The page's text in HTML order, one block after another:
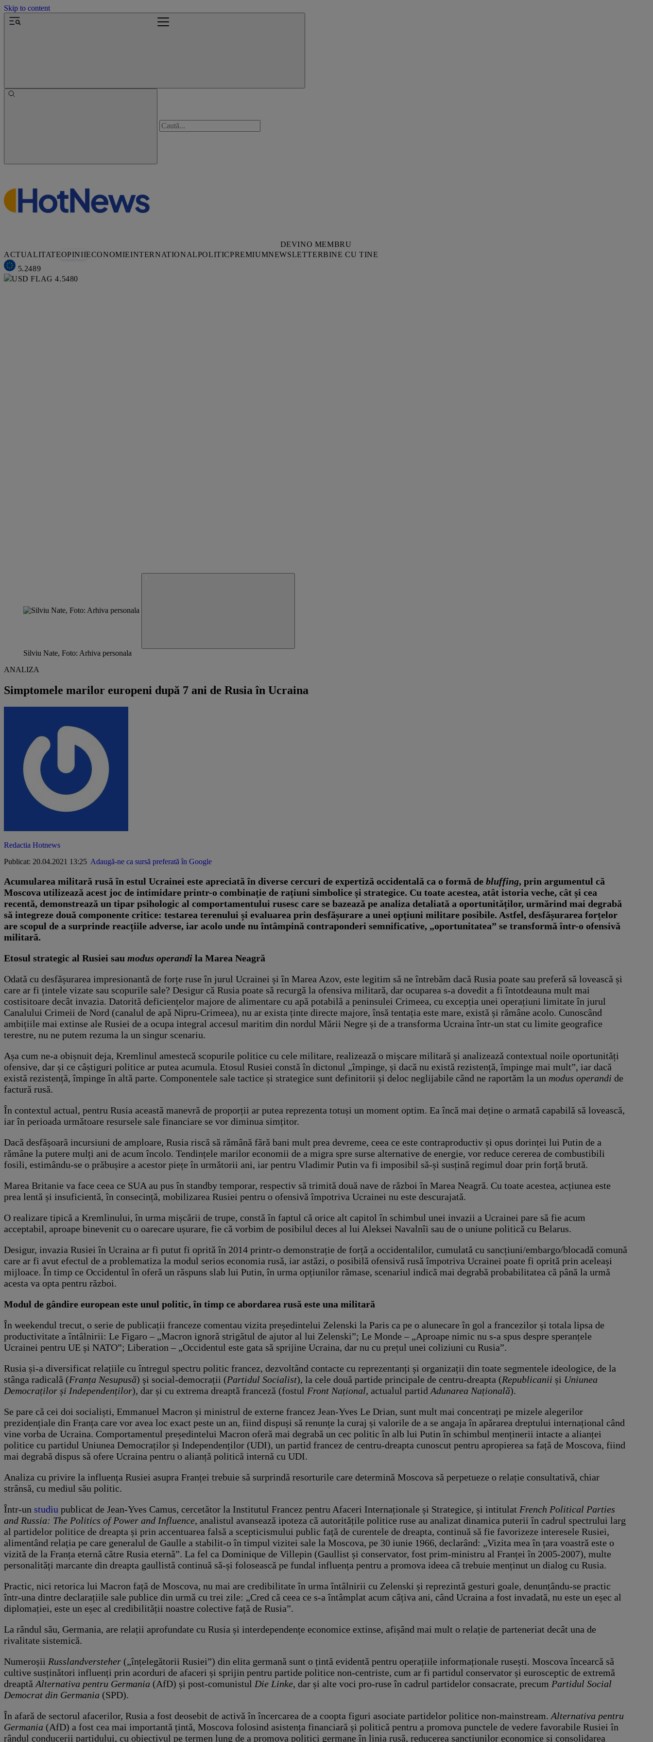
Skip to content
DEVINO MEMBRU
ACTUALITATEOPINIIECONOMIEINTERNATIONALPOLITICPREMIUMNEWSLETTERBINE CU TINE
5.2489
4.5480
Silviu Nate, Foto: Arhiva personala
ANALIZA
Simptomele marilor europeni după 7 ani de Rusia în Ucraina
Redactia Hotnews
Publicat: 20.04.2021 13:25 Adaugă-ne ca sursă preferată în Google
Acumularea militară rusă în estul Ucrainei este apreciată în diverse cercuri de expertiză occidentală ca o formă de bluffing, prin argumentul că
Moscova utilizează acest joc de intimidare printr-o combinație de rațiuni simbolice și strategice. Cu toate acestea, atât istoria veche, cât și cea
recentă, demonstrează un tipar psihologic al comportamentului rusesc care se bazează pe analiza detaliată a oportunităților, urmărind mai degrabă
să integreze două componente critice: testarea terenului și evaluarea prin desfășurare a unei opțiuni militare posibile. Astfel, desfășurarea forțelor
are scopul de a surprinde reacțiile adverse, iar acolo unde nu întâmpină contraponderi semnificative, „oportunitatea” se transformă într-o ofensivă
militară.
Etosul strategic al Rusiei sau modus operandi la Marea Neagră
Odată cu desfășurarea impresionantă de forțe ruse în jurul Ucrainei și în Marea Azov, este legitim să ne întrebăm dacă Rusia poate sau preferă să lovească și
care ar fi țintele vizate sau scopurile sale? Desigur că Rusia poate să recurgă la ofensiva militară, dar ocuparea s-a dovedit a fi întotdeauna mult mai
costisitoare decât invazia. Datorită deficiențelor majore de alimentare cu apă potabilă a peninsulei Crimeea, cu excepția unei operațiuni limitate în jurul
Canalului Crimeii de Nord (canalul de apă Nipru-Crimeea), nu ar exista ținte directe majore, însă tentația este mare, există și rămâne acolo. Cunoscând
ambițiile mai extinse ale Rusiei de a ocupa integral accesul maritim din nordul Mării Negre și de a transforma Ucraina într-un stat cu limite geografice
terestre, nu ne putem rezuma la un singur scenariu.
Așa cum ne-a obișnuit deja, Kremlinul amestecă scopurile politice cu cele militare, realizează o mișcare militară și analizează contextual noile oportunități
ofensive, dar și ce câștiguri politice ar putea acumula. Etosul Rusiei constă în dictonul „împinge, și dacă nu există rezistență, împinge mai mult”, iar dacă
există rezistență, împinge în altă parte. Componentele sale tactice și strategice sunt definitorii și deloc neglijabile când ne raportăm la un modus operandi de
factură rusă.
În contextul actual, pentru Rusia această manevră de proporții ar putea reprezenta totuși un moment optim. Ea încă mai deține o armată capabilă să lovească,
iar în perioada următoare resursele sale financiare se vor diminua simțitor.
Dacă desfășoară incursiuni de amploare, Rusia riscă să rămână fără bani mult prea devreme, ceea ce este contraproductiv și opus dorinței lui Putin de a
rămâne la putere mulți ani de acum încolo. Tendințele marilor economii de a migra spre surse alternative de energie, vor reduce cererea de combustibili
fosili, estimându-se o prăbușire a acestor piețe în următorii ani, iar pentru Vladimir Putin va fi imposibil să-și susțină regimul doar prin forță brută.
Marea Britanie va face ceea ce SUA au pus în standby temporar, respectiv să trimită două nave de război în Marea Neagră. Cu toate acestea, acțiunea este
prea lentă și insuficientă, în consecință, mobilizarea Rusiei pentru o ofensivă împotriva Ucrainei nu este descurajată.
O realizare tipică a Kremlinului, în urma mișcării de trupe, constă în faptul că orice alt capitol în schimbul unei invazii a Ucrainei pare să fie acum
acceptabil, aproape binevenit cu o oarecare ușurare, fie că vorbim de posibilul deces al lui Aleksei Navalnîi sau de o uniune politică cu Belarus.
Desigur, invazia Rusiei în Ucraina ar fi putut fi oprită în 2014 printr-o demonstrație de forță a occidentalilor, cumulată cu sancțiuni/embargo/blocadă comună
care ar fi avut efectul de a problematiza la modul serios economia rusă, iar astăzi, o posibilă ofensivă rusă împotriva Ucrainei poate fi oprită prin aceleași
mijloace. În timp ce Occidentul în oferă un răspuns slab lui Putin, în urma opțiunilor rămase, scenariul indică mai degrabă probabilitatea că până la urmă
acesta va opta pentru război.
Modul de gândire european este unul politic, în timp ce abordarea rusă este una militară
În weekendul trecut, o serie de publicații franceze comentau vizita președintelui Zelenski la Paris ca pe o alunecare în gol a francezilor și totala lipsa de
productivitate a întâlnirii: Le Figaro – „Macron ignoră strigătul de ajutor al lui Zelenski”; Le Monde – „Aproape nimic nu s-a spus despre speranțele
Ucrainei pentru UE și NATO”; Liberation – „Occidentul este gata să sprijine Ucraina, dar nu cu prețul unei coliziuni cu Rusia”.
Rusia și-a diversificat relațiile cu întregul spectru politic francez, dezvoltând contacte cu reprezentanți și organizații din toate segmentele ideologice, de la
stânga radicală (Franța Nesupusă) și social-democrații (Partidul Socialist), la cele două partide principale de centru-dreapta (Republicanii și Uniunea
Democraților și Independenților), dar și cu extrema dreaptă franceză (fostul Front Național, actualul partid Adunarea Națională).
Se pare că cei doi socialiști, Emmanuel Macron și ministrul de externe francez Jean-Yves Le Drian, sunt mult mai concentrați pe mizele alegerilor
prezidențiale din Franța care vor avea loc exact peste un an, fiind dispuși să renunțe la curaj și valorile de a se angaja în apărarea dreptului internațional când
vine vorba de Ucraina. Comportamentul președintelui Macron oferă mai degrabă un cec politic în alb lui Putin în schimbul menținerii intacte a alianței
politice cu partidul Uniunea Democraților și Independenților (UDI), un partid francez de centru-dreapta cunoscut pentru apropierea sa față de Moscova, fiind
mai degrabă dispus să ofere Ucraina pentru o alianță politică internă cu UDI.
Analiza cu privire la influența Rusiei asupra Franței trebuie să surprindă resorturile care determină Moscova să perpetueze o relație consultativă, chiar
strânsă, cu mediul său politic.
Într-un studiu publicat de Jean-Yves Camus, cercetător la Institutul Francez pentru Afaceri Internaționale și Strategice, și intitulat French Political Parties
and Russia: The Politics of Power and Influence, analistul avansează ipoteza că autoritățile politice ruse au analizat dinamica puterii în cadrul spectrului larg
al partidelor politice de dreapta și prin accentuarea falsă a scepticismului public față de curentele de dreapta, continuă să fie favorizeze interesele Rusiei,
alimentând relația pe care generalul de Gaulle a stabilit-o în timpul vizitei sale la Moscova, pe 30 iunie 1966, declarând: „Vizita mea în țara voastră este o
vizită de la Franța eternă către Rusia eternă”. La fel ca Dominique de Villepin (Gaullist și conservator, fost prim-ministru al Franței în 2005-2007), multe
personalități marcante din dreapta gaullistă continuă să-și folosească pe fundal influența pentru a promova ideea că trebuie menținut un dialog cu Rusia.
Practic, nici retorica lui Macron față de Moscova, nu mai are credibilitate în urma întâlnirii cu Zelenski și reprezintă gesturi goale, denunțându-se practic
într-una dintre declarațiile sale publice din urmă cu trei zile: „Cred că ceea ce s-a întâmplat acum câțiva ani, când Ucraina a fost invadată, nu este un eșec al
diplomației, este un eșec al credibilității noastre colective față de Rusia”.
La rândul său, Germania, are relații aprofundate cu Rusia și interdependențe economice extinse, afișând mai mult o relație de parteneriat decât una de
rivalitate sistemică.
Numeroșii Russlandversteher („înțelegătorii Rusiei”) din elita germană sunt o țintă evidentă pentru operațiile informaționale rusești. Moscova încearcă să
cultive susținători influenți prin acorduri de afaceri și sprijin pentru partide politice non-centriste, cum ar fi partidul conservator și eurosceptic de extremă
dreaptă Alternativa pentru Germania (AfD) și post-comunistul Die Linke, dar și alte voci pro-ruse în cadrul partidelor consacrate, precum Partidul Social
Democrat din Germania (SPD).
În afară de sectorul afacerilor, Rusia a fost deosebit de activă în încercarea de a coopta figuri asociate partidelor politice non-mainstream. Alternativa pentru
Germania (AfD) a fost cea mai importantă țintă, Moscova folosind asistența financiară și politică pentru a promova punctele de vedere favorabile Rusiei în
rândul conducerii partidului, cu obiectivul pe termen lung de a promova politici germane în linia rusă, reducerea sancțiunilor economice și consolidarea